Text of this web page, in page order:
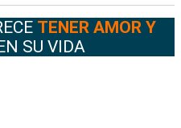
TENER AMOR Y
SU VIDA